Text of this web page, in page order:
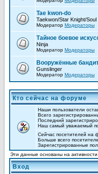
Tae kwon-do
Taekwon/Star Knight/Soul
Модератор Модераторы
Тайное боевое
Ninja
Модератор Модераторы
Вооружённые
Gunslinger
Модератор Модераторы
Кто сейчас на форуме
Наши пользователи
Всего
Последний
Наш самый уважаемый
Сейчас посетителей на
Больше всего
Зарегистрированные
Эти данные основаны на
Вход